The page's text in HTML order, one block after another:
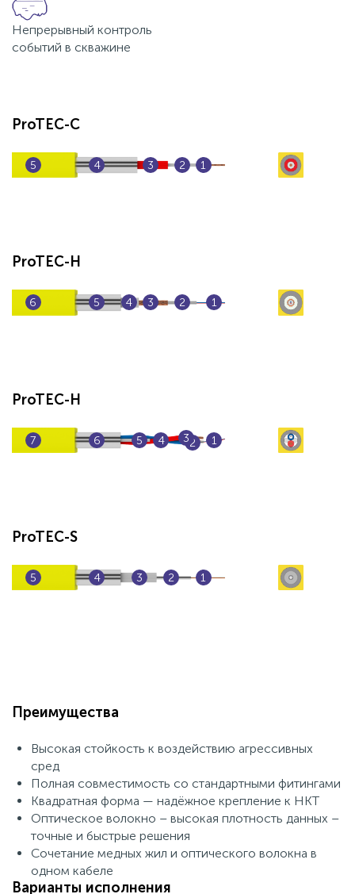
Непрерывный контроль
событий в скважине
ProTEC-C
1
2
3
4
5
ProTEC-H
1
2
3
4
5
6
ProTEC-H
1
2
3
4
5
6
7
ProTEC-S
1
2
3
4
5
Преимущества
Высокая стойкость к воздействию агрессивных
сред
Полная совместимость со стандартными фитингами
Квадратная форма — надёжное крепление к НКТ
Оптическое волокно – высокая плотность данных –
точные и быстрые решения
Сочетание медных жил и оптического волокна в
одном кабеле
Варианты исполнения